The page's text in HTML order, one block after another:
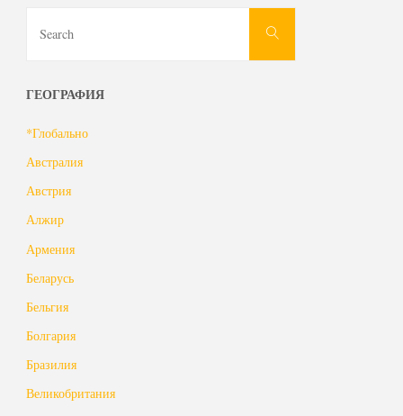
Search
ГЕОГРАФИЯ
*Глобально
Австралия
Австрия
Алжир
Армения
Беларусь
Бельгия
Болгария
Бразилия
Великобритания